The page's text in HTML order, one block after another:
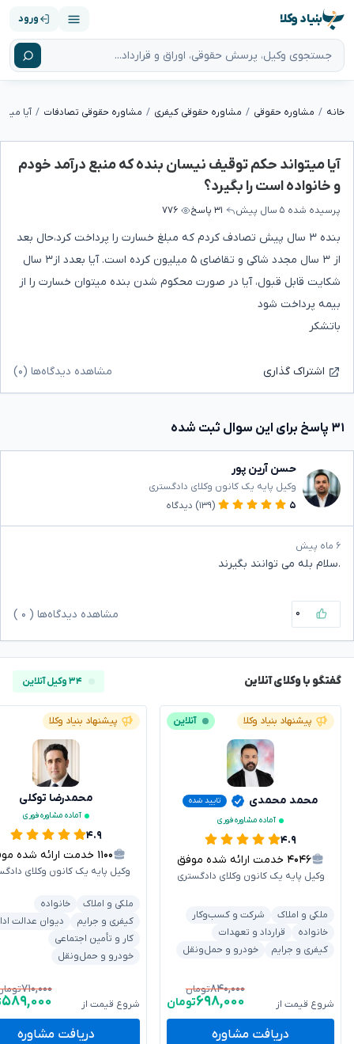
بنیاد وکلا ورود
خانه مشاوره حقوقی مشاوره حقوقی کیفری مشاوره حقوقی تصادفات
آیا میتواند حکم توقیف نیسان بنده که منبع درآمد خودم
و خانواده است را بگیرد؟
پرسیده شده ۵ سال پیش ۳۱ پاسخ ۷۷۶
بنده ۳ سال پیش تصادف کردم که مبلغ خسارت را پرداخت کرد،حال بعد
از ۳ سال مجدد شاکی و تقاضای ۵ میلیون کرده است. آیا بعدد از۳ سال
شکایت قابل قبول، آیا در صورت محکوم شدن بنده میتوان خسارت را از
بیمه پرداخت شود
باتشکر
اشتراک گذاری مشاهده دیدگاه‌ها (۰)
۳۱ پاسخ برای این سوال ثبت شده
حسن آرین پور
وکیل پایه یک کانون وکلای دادگستری
۵
(۱۳۹) دیدگاه
۶ ماه پیش
.سلام بله می توانند بگیرند
۰ مشاهده دیدگاه‌ها ( ۰
گفتگو با وکلای آنلاین ۳۴ وکیل آنلاین
پیشنهاد بنیاد وکلا آنلاین
محمد محمدی
تایید شده
آماده مشاوره فوری
۴.۹
۴۰۴۶ خدمت ارائه شده موفق
وکیل پایه یک کانون وکلای دادگستری
ملکی و املاک
شرکت و کسب‌وکار
خانواده
قرارداد و تعهدات
کیفری و جرایم
خودرو و حمل‌ونقل
شروع قیمت از
۸۴۰,۰۰۰تومان
۶۹۸,۰۰۰تومان
دریافت مشاوره
پیشنهاد بنیاد وکلا
محمدرضا توکلی
آماده مشاوره فوری
۴.۹
۱۱۰۰ خدمت ارائه شده موفق
وکیل پایه یک کانون وکلای
ملکی و املاک
خانواده
کیفری و جرایم
دیوان عدالت
کار و تأمین اجتماعی
خودرو و حمل‌ونقل
شروع قیمت از
۷۱۰,۰۰۰
۵۸۹,۰۰۰
دریافت مشاوره